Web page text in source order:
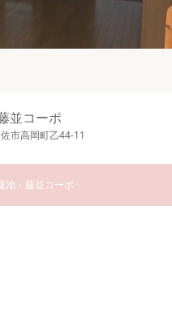
並コーポ
市高岡町乙44-11
池・藤並コーポ